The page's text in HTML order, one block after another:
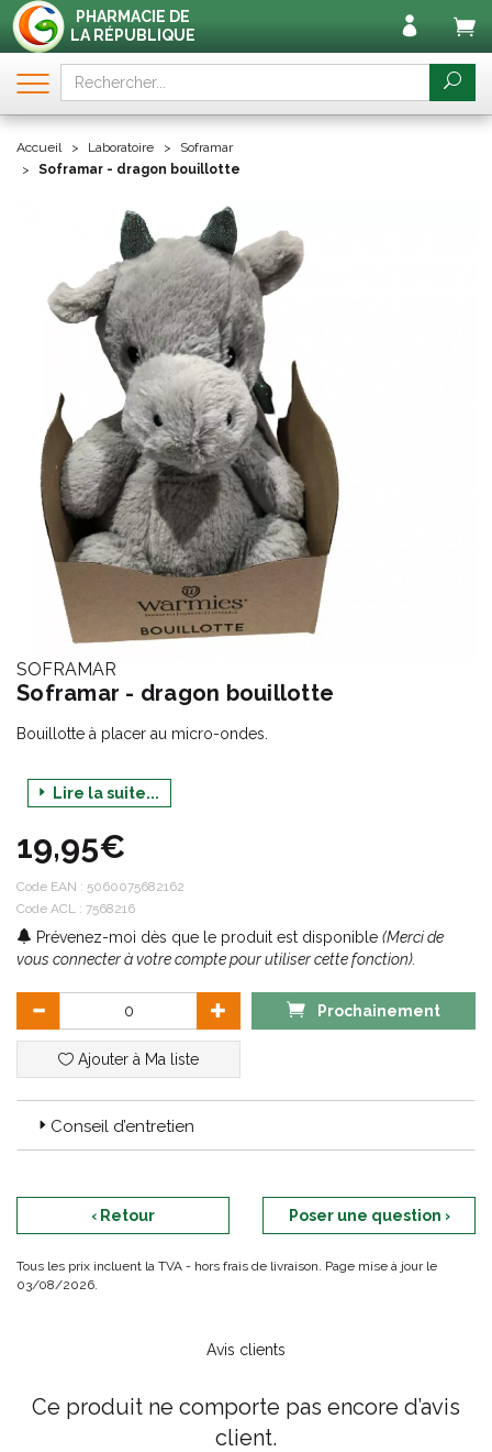
PHARMACIE DE
LA RÉPUBLIQUE
Accueil Laboratoire
Soframar
Soframar - dragon bouillotte
SOFRAMAR
Soframar - dragon bouillotte
Bouillotte à placer au micro-ondes.
La bouillotte WARMIES est dispositif médical de classe 1. Les
des contractures musculaires, douleurs menstruelles, troubles
intestinaux (colique du nourrisson).
Demandez conseil à votre pharmacien.
Lire la suite...
19,95€
Code EAN : 5060075682162
Code ACL : 7568216
Prévenez-moi dès que le produit est disponible (Merci de
vous connecter à votre compte pour utiliser cette fonction).
Prochainement
Ajouter à Ma liste
Conseil d’entretien
‹ Retour Poser une question ›
Tous les prix incluent la TVA - hors frais de livraison. Page mise à jour le
03/08/2026.
Avis clients
Ce produit ne comporte pas encore d’avis
client.